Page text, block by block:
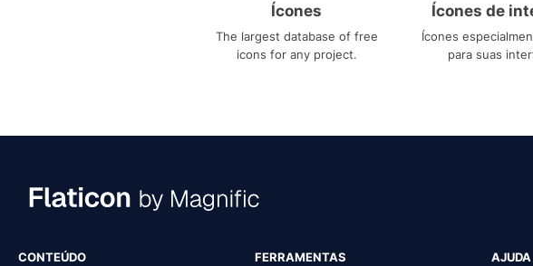
Ícones
The largest database of free
icons for any project.
Ícones de
Ícones
para suas
CONTEÚDO FERRAMENTAS AJUDA